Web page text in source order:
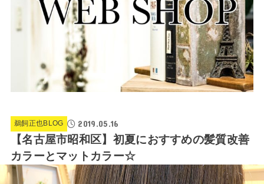
鵜飼正也BLOG 2019.05.16
【名古屋市昭和区】初夏におすすめの髪質改善
カラーとマットカラー☆